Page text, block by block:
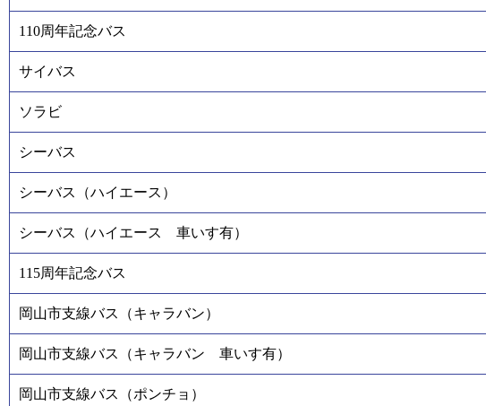
110周年記念バス
サイバス
ソラビ
シーバス
シーバス（ハイエース）
シーバス（ハイエース 車いす有）
115周年記念バス
岡山市支線バス（キャラバン）
岡山市支線バス（キャラバン 車いす有）
岡山市支線バス（ポンチョ）